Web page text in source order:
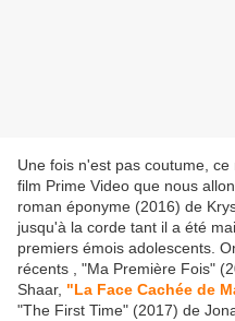
Une fois n'est pas coutume,
film Prime Video que nous
roman éponyme (2016) de
jusqu'à la corde tant il a été
premiers émois adolescents.
récents , "Ma Première Fois"
Shaar, "La Face Cachée de
"The First Time" (2017) de